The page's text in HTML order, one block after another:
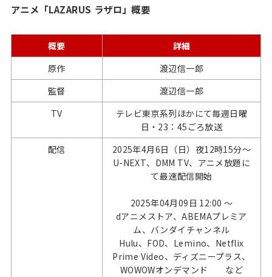
アニメ「LAZARUS ラザロ」概要
概要
詳細
原作
渡辺信一郎
監督
渡辺信一郎
TV
テレビ東京系列ほかにて毎週日曜
日・23：45ごろ放送
配信
2025年4月6日（日）夜12時15分～
U-NEXT、DMM TV、アニメ放題に
て最速配信開始
2025年04月09日 12:00 ～
dアニメストア、ABEMAプレミア
ム、バンダイチャンネル
Hulu、FOD、Lemino、Netflix
Prime Video、ディズニープラス、
WOWOWオンデマンド など